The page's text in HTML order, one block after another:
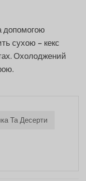
допомогою
сухою – кекс
Охолоджений
Та Десерти